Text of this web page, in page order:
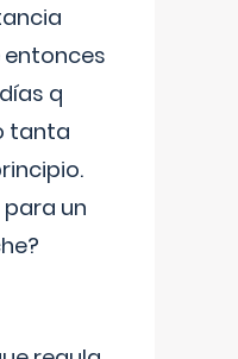
q
tanta
un